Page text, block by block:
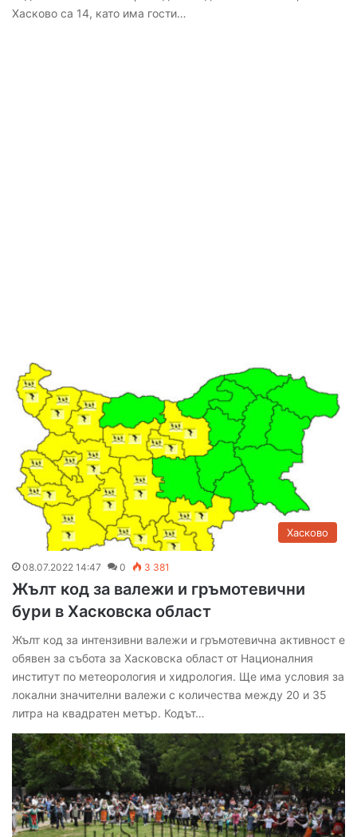
Хасково са 14, като има гости…
Хасково
08.07.2022 14:47 0 3 381
Жълт код за валежи и гръмотевични
бури в Хасковска област
Жълт код за интензивни валежи и гръмотевична активност е
обявен за събота за Хасковска област от Националния
институт по метеорология и хидрология. Ще има условия за
локални значителни валежи с количества между 20 и 35
литра на квадратен метър. Кодът…